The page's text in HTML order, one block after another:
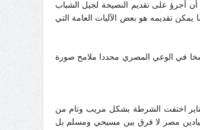
أجرؤ على تقديم النصيحة لجيل الشباب
تقديمه هو بعض الآليات العامة التي
في الوعي المصري محددا ملامح صورة
عقول العديد منا أننا متشددون بل متعصبون دينيا، وأن الشرطة هي التي تقي كنائسنا من ترصد وعنف الأغلبية المسلمة المتشددة، ومع ثورة 25 يناير اختفت الشرطة بشكل مريب وتام من
مصر لا فرق بين مسيحي ومسلم بل